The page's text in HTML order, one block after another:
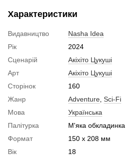
Характеристики
Видавництво
Nasha Idea
Рік
2024
Сценарій
Акіхіто Цукуші
Арт
Акіхіто Цукуші
Сторінок
160
Жанр
Adventure Sci-Fi
Мова
Українська
Палітурка
М'яка обкладинка
Формат
150 х 208 мм
Вік
18